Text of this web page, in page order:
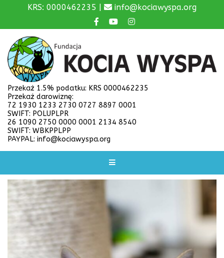
KRS: 0000462235 | info@kociawyspa.org
Przekaż 1.5% podatku: KRS 0000462235
Przekaż darowiznę:
72 1930 1233 2730 0727 8897 0001
SWIFT: POLUPLPR
26 1090 2750 0000 0001 2134 8540
SWIFT: WBKPPLPP
PAYPAL: info@kociawyspa.org